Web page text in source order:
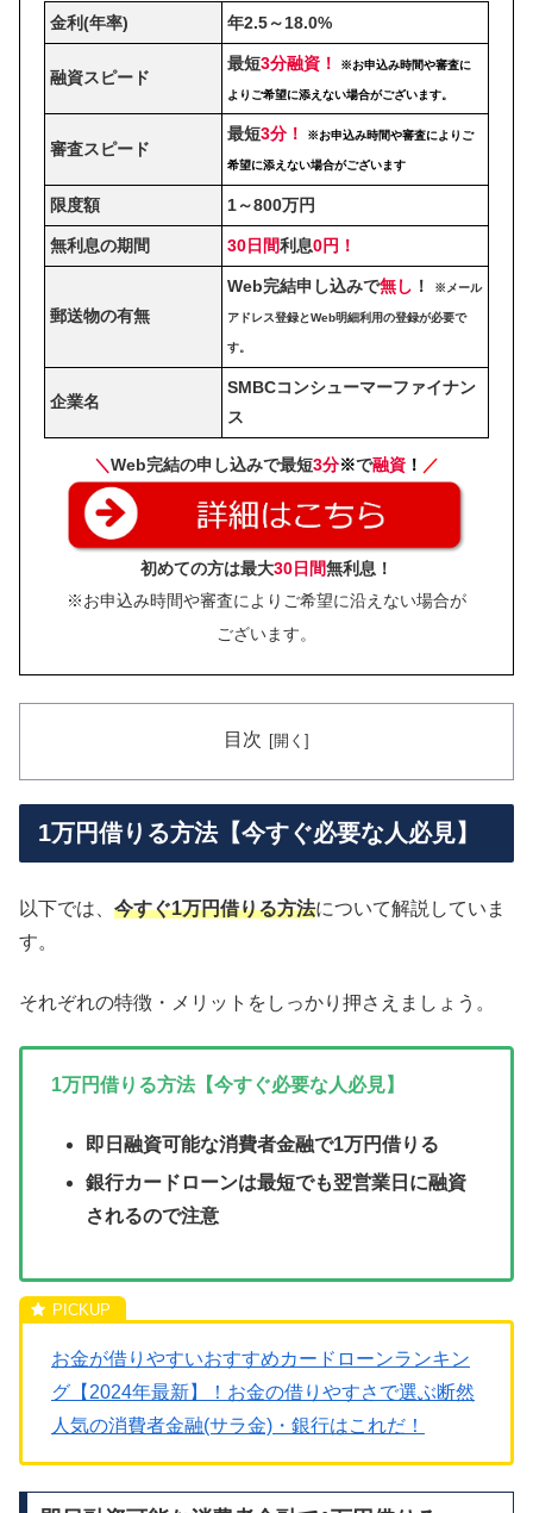
金利(年率) 年2.5～18.0%
融資スピード
最短3分融資！ ※お申込み時間や審査に
よりご希望に添えない場合がございます。
審査スピード
最短3分！ ※お申込み時間や審査によりご
希望に添えない場合がございます
限度額 1～800万円
無利息の期間 30日間利息0円！
郵送物の有無
Web完結申し込みで無し ！ ※メール
アドレス登録とWeb明細利用の登録が必要で
す。
企業名
SMBCコンシューマーファイナン
ス
＼Web完結の申し込みで最短3分※で融資 ！ ／
初めての方は最大30日間無利息！
※お申込み時間や審査によりご希望に沿えない場合が
ございます。
目次
1万円借りる方法【今すぐ必要な人必見】
以下では、 今すぐ1万円借りる方法について解説していま
す。
それぞれの特徴・メリットをしっかり押さえましょう。
1万円借りる方法【今すぐ必要な人必見】
即日融資可能な消費者金融で1万円借りる
銀行カードローンは最短でも翌営業日に融資
されるので注意
お金が借りやすいおすすめカードローンランキン
グ【2024年最新】！お金の借りやすさで選ぶ断然
人気の消費者金融(サラ金)・銀行はこれだ！